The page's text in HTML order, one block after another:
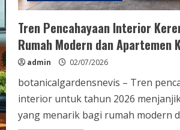
Tren Pencahayaan Interior
Rumah Modern dan Apartemen
admin 02/07/2026
botanicalgardensnevis – Tren
interior untuk tahun 2026
yang menarik bagi rumah modern